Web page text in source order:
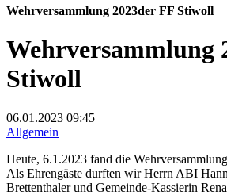
Wehrversammlung 2023der FF Stiwoll
Wehrversammlung
Stiwoll
06.01.2023 09:45
Allgemein
Heute, 6.1.2023 fand die
Als Ehrengäste durften wir Herrn ABI
Brettenthaler und Gemeinde-Kassierin